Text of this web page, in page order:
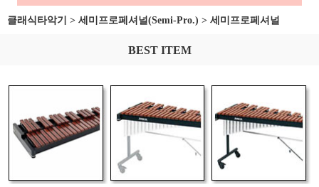
클래식타악기 > 세미프로페셔널(Semi-Pro.) > 세미프로페셔널
BEST ITEM